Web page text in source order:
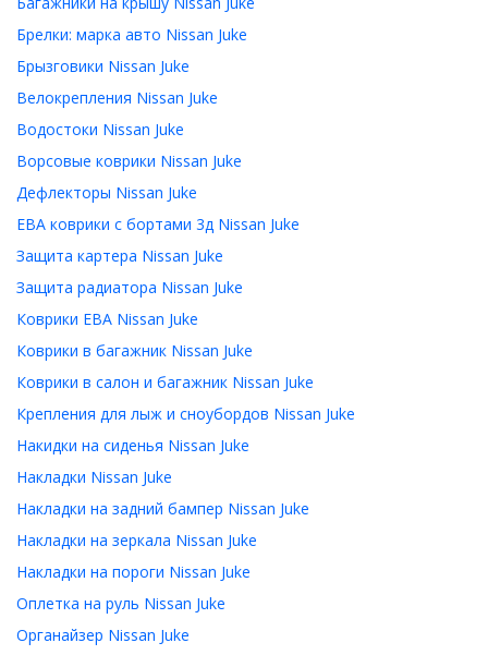
Брелки: марка авто Nissan Juke
Брызговики Nissan Juke
Велокрепления Nissan Juke
Водостоки Nissan Juke
Ворсовые коврики Nissan Juke
Дефлекторы Nissan Juke
ЕВА коврики с бортами 3д Nissan Juke
Защита картера Nissan Juke
Защита радиатора Nissan Juke
Коврики ЕВА Nissan Juke
Коврики в багажник Nissan Juke
Коврики в салон и багажник Nissan Juke
Крепления для лыж и сноубордов Nissan Juke
Накидки на сиденья Nissan Juke
Накладки Nissan Juke
Накладки на задний бампер Nissan Juke
Накладки на зеркала Nissan Juke
Накладки на пороги Nissan Juke
Оплетка на руль Nissan Juke
Органайзер Nissan Juke